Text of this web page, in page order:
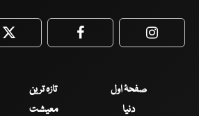
Twitter Facebook
صفحۂ اول تازہ ترین
دنیا
معیشت